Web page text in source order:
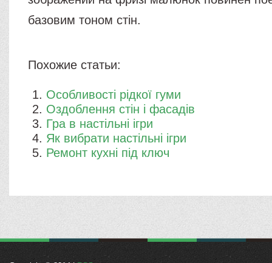
базовим тоном стін.
Похожие статьи:
Особливості рідкої гуми
Оздоблення стін і фасадів
Гра в настільні ігри
Як вибрати настільні ігри
Ремонт кухні під ключ